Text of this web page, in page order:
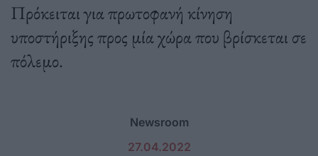
Πρόκειται για πρωτοφανή κίνηση
υποστήριξης προς μία χώρα που βρίσκεται σε
πόλεμο.
Newsroom
27.04.2022